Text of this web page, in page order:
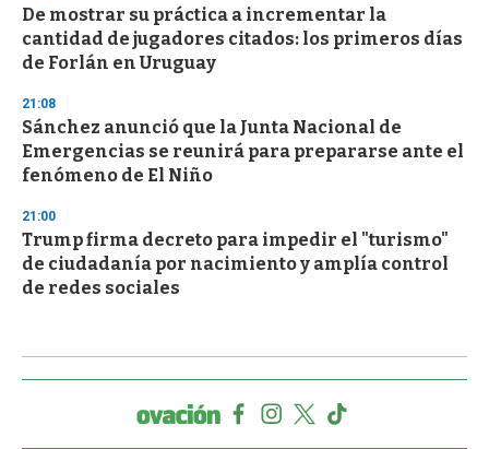
De mostrar su práctica a incrementar la
cantidad de jugadores citados: los primeros días
de Forlán en Uruguay
21:08
Sánchez anunció que la Junta Nacional de
Emergencias se reunirá para prepararse ante el
fenómeno de El Niño
21:00
Trump firma decreto para impedir el "turismo"
de ciudadanía por nacimiento y amplía control
de redes sociales